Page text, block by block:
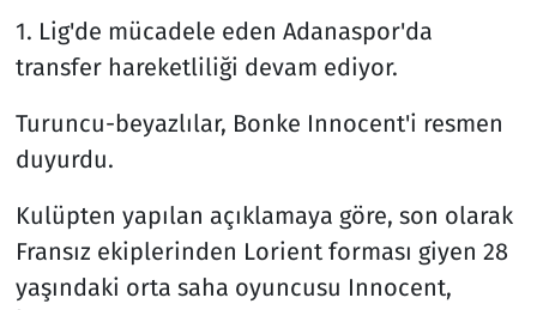
1. Lig'de mücadele eden Adanaspor'da
transfer hareketliliği devam ediyor.
Turuncu-beyazlılar, Bonke Innocent'i resmen
duyurdu.
Kulüpten yapılan açıklamaya göre, son olarak
Fransız ekiplerinden Lorient forması giyen 28
yaşındaki orta saha oyuncusu Innocent,
Savunma Sanayi
Seçim 2023
Spor
Televizyon